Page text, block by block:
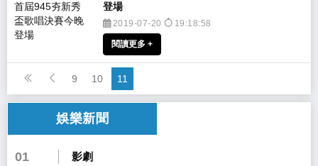
登場
2019-07-20 19:18:58
閱讀更多 +
9 10 11
娛樂新聞
01 影劇